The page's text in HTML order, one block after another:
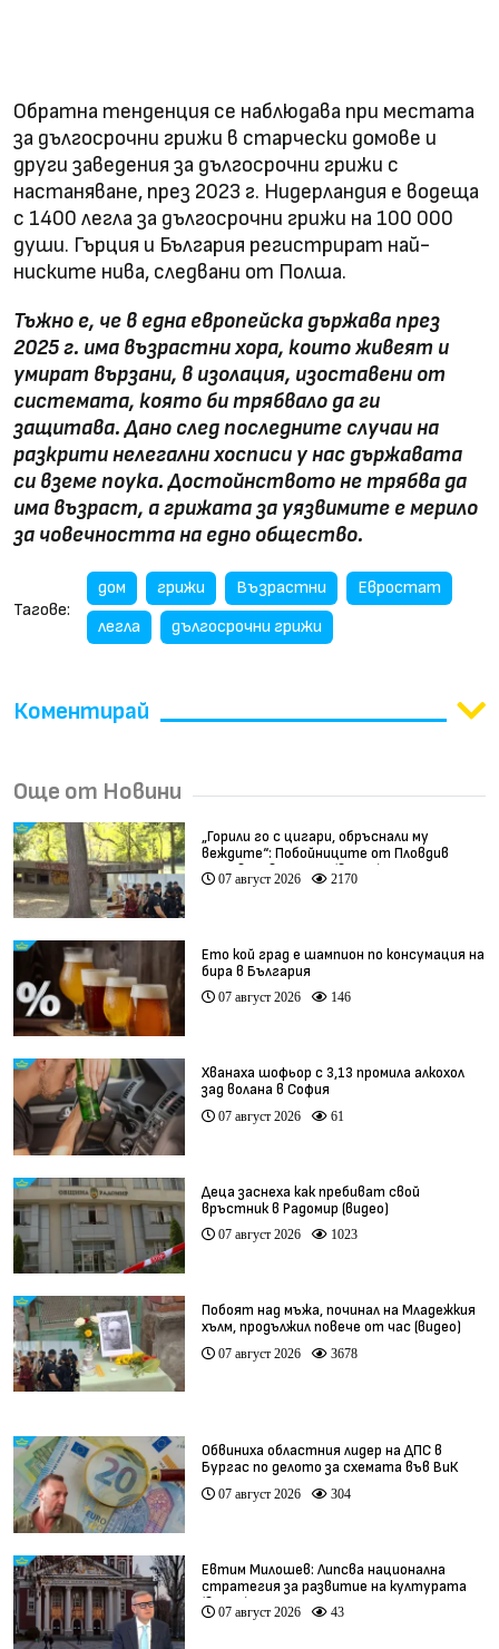
Обратна тенденция се наблюдава при местата
за дългосрочни грижи в старчески домове и
други заведения за дългосрочни грижи с
настаняване, през 2023 г. Нидерландия е водеща
с 1400 легла за дългосрочни грижи на 100 000
души. Гърция и България регистрират най-
ниските нива, следвани от Полша.
Тъжно е, че в една европейска държава през
2025 г. има възрастни хора, които живеят и
умират вързани, в изолация, изоставени от
системата, която би трябвало да ги
защитава. Дано след последните случаи на
разкрити нелегални хосписи у нас държавата
си вземе поука. Достойнството не трябва да
има възраст, а грижата за уязвимите е мерило
за човечността на едно общество.
Тагове:
дом грижи Възрастни
Евростат
легла
дългосрочни грижи
Коментирай
Още от Новини
„Горили го с цигари, обръснали му
веждите“: Побойниците от Пловдив
остават в ареста (видео)
07 август 2026 2170
Ето кой град е шампион по консумация на
бира в България
07 август 2026 146
Хванаха шофьор с 3,13 промила алкохол
зад волана в София
07 август 2026 61
Деца заснеха как пребиват свой
връстник в Радомир (видео)
07 август 2026 1023
Побоят над мъжа, починал на Младежкия
хълм, продължил повече от час (видео)
07 август 2026 3678
Обвиниха областния лидер на ДПС в
Бургас по делото за схемата във ВиК
07 август 2026 304
Евтим Милошев: Липсва национална
стратегия за развитие на културата
(видео)
07 август 2026 43